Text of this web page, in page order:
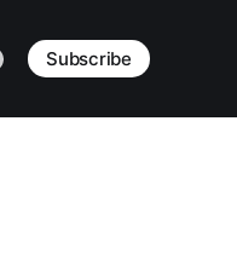
Subscribe